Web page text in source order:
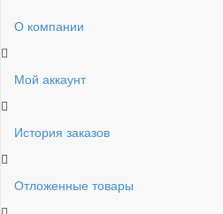
О компании
Мой аккаунт
История заказов
Отложенные товары